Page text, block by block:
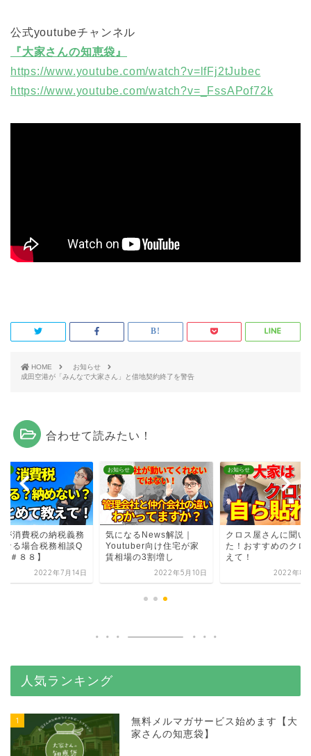
公式youtubeチャンネル
『大家さんの知恵袋』
https://www.youtube.com/watch?v=lfFj2tJubec
https://www.youtube.com/watch?v=_FssAPof72k
HOME
お知らせ
成田空港が「みんなで大家さん」と借地契約終了を警告
合わせて読みたい！
が消費税の納税義務
なる場合税務相談Q
＃８８】
2022年7月14日
お知らせ
気になるNews解説｜
Youtuber向け住宅が家
賃相場の3割増し
2022年5月10日
お知らせ
クロス屋さんに聞い
た！おすすめのクロ
えて！
2022年8
人気ランキング
1
無料メルマガサービス始めます【大
家さんの知恵袋】